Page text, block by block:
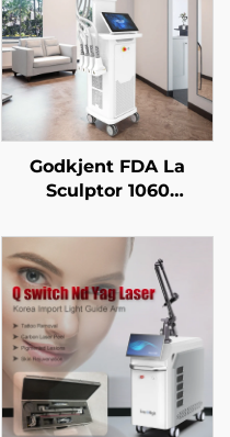
Godkjent FDA La
Sculptor 1060
med diodelaser på
1060 nm –
kroppsskaping og
slankemaskin